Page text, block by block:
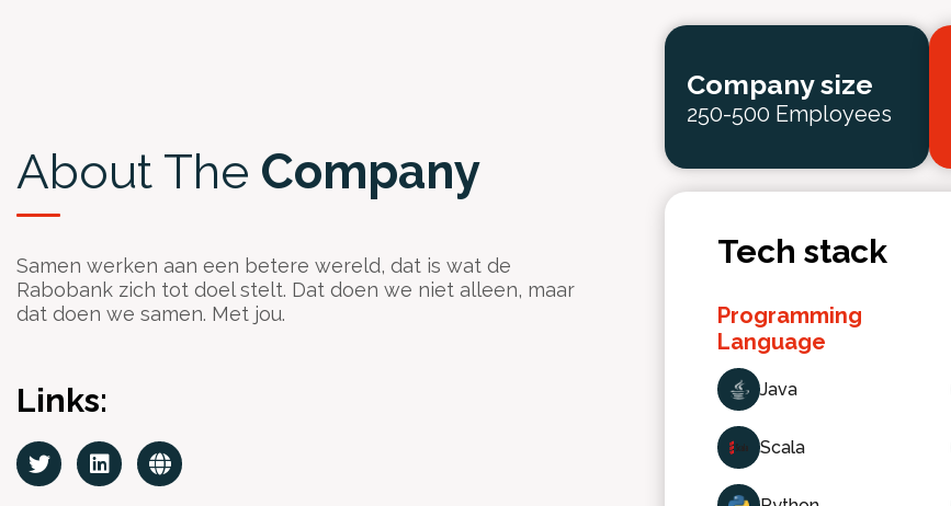
About The Company
Samen werken aan een betere wereld, dat is wat de
Rabobank zich tot doel stelt. Dat doen we niet alleen, maar
dat doen we samen. Met jou.
Links:
Company size
250-500 Employees
Tech stack
Programming
Language
Java
Scala